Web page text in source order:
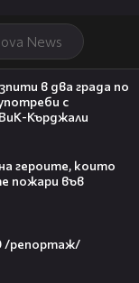
News
в два града по
с
Кърджали
героите, които
пожари във
/репортаж/